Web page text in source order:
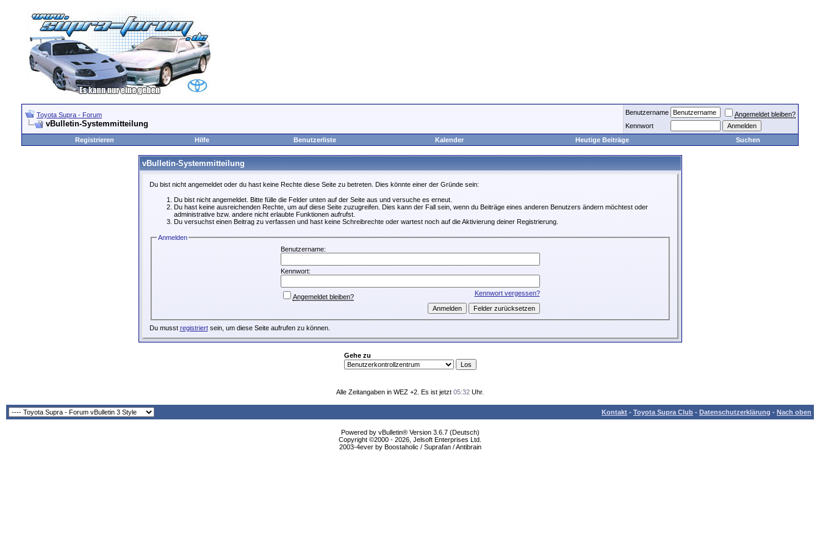
Toyota Supra - Forum
vBulletin-Systemmitteilung
Benutzername
Angemeldet bleiben?
Kennwort
Registrieren
Hilfe Benutzerliste Kalender Heutige Beiträge Suchen
vBulletin-Systemmitteilung
Du bist nicht angemeldet oder du hast keine Rechte diese Seite zu betreten. Dies könnte einer der Gründe sein:
Du bist nicht angemeldet. Bitte fülle die Felder unten auf der Seite aus und versuche es erneut.
Du hast keine ausreichenden Rechte, um auf diese Seite zuzugreifen. Dies kann der Fall sein, wenn du Beiträge eines anderen Benutzers ändern möchtest oder
administrative bzw. andere nicht erlaubte Funktionen aufrufst.
Du versuchst einen Beitrag zu verfassen und hast keine Schreibrechte oder wartest noch auf die Aktivierung deiner Registrierung.
Anmelden
Benutzername:
Kennwort:
Kennwort vergessen?
Angemeldet bleiben?
Du musst registriertsein, um diese Seite aufrufen zu können.
Gehe zu
Alle Zeitangaben in WEZ +2. Es ist jetzt 05:32 Uhr.
Kontakt - Toyota Supra Club - Datenschutzerklärung - Nach oben
Powered by vBulletin® Version 3.6.7 (Deutsch)
Copyright ©2000 - 2026, Jelsoft Enterprises Ltd.
2003-4ever by Boostaholic / Suprafan / Antibrain